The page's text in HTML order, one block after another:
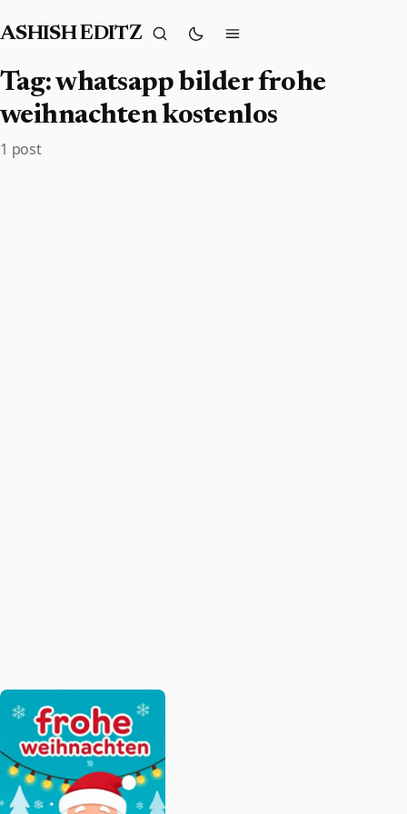
ASHISH EDITZ
Tag:whatsapp bilder frohe
weihnachten kostenlos
1 post